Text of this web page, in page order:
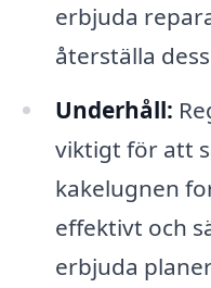
erbjuda
återställa
Underhåll:
viktigt för att
kakelugnen
effektivt och
erbjuda